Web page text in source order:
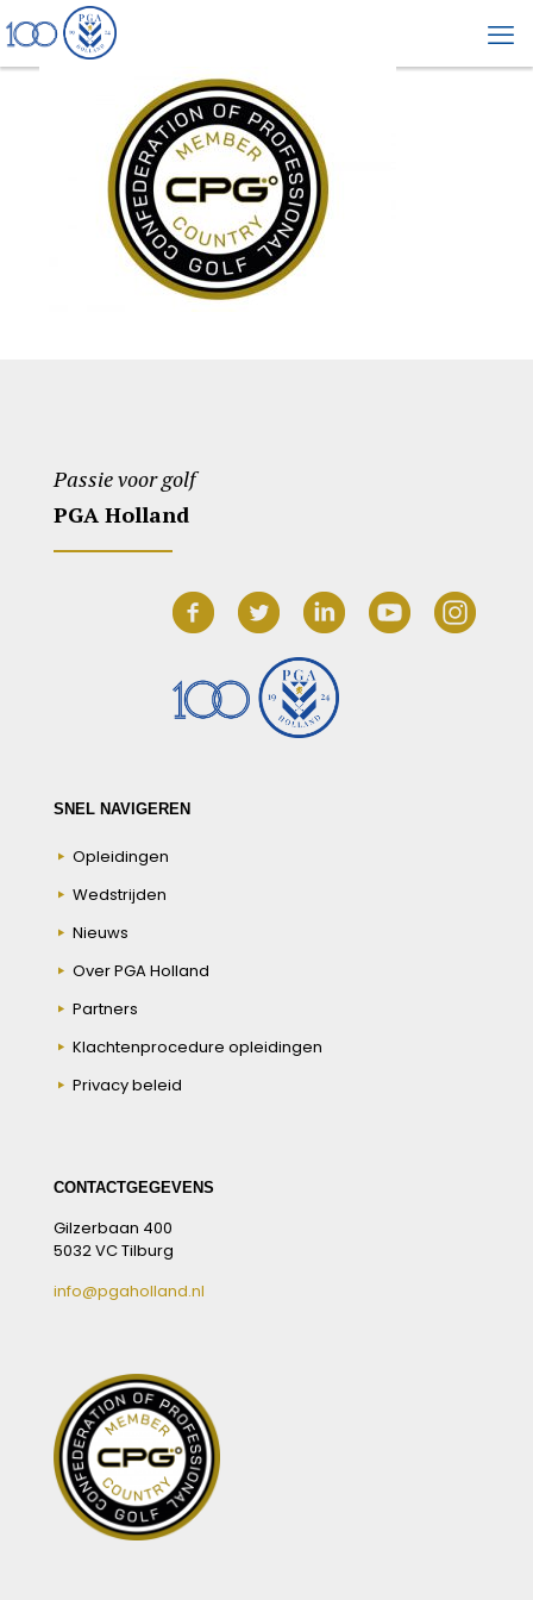
Passie voor golf
PGA Holland
SNEL NAVIGEREN
Opleidingen
Wedstrijden
Nieuws
Over PGA Holland
Partners
Klachtenprocedure opleidingen
Privacy beleid
CONTACTGEGEVENS
Gilzerbaan 400
5032 VC Tilburg
info@pgaholland.nl